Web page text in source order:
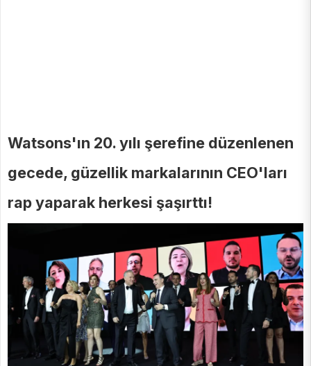
Watsons'ın 20. yılı şerefine düzenlenen
gecede, güzellik markalarının CEO'ları
rap yaparak herkesi şaşırttı!